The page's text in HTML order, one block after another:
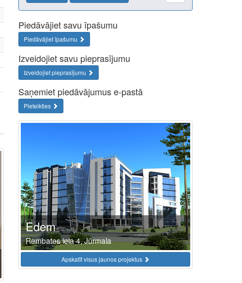
Piedāvājiet savu īpašumu
Piedāvājiet īpašumu
Izveidojiet savu pieprasījumu
Izveidojiet pieprasījumu
Saņemiet piedāvājumus e-pastā
Pieteikties
Edem
Rembates iela 4, Jūrmala
Apskatīt visus jaunos projektus